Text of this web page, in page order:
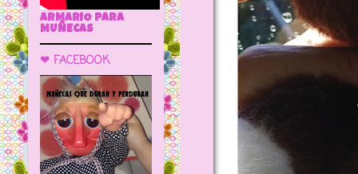
ARMARIO PARA
MUÑECAS
❤ FACEBOOK